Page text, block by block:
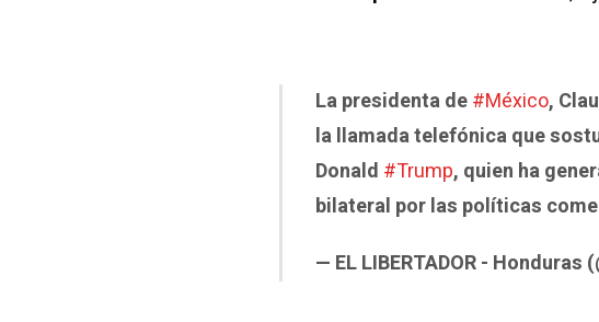
La presidenta de#México,
la llamada telefónica que
Donald #Trump, quien ha
bilateral por las políticas
— EL LIBERTADOR -